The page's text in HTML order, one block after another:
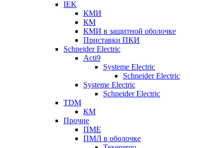
IEK
КМИ
КМ
КМИ в защитной оболочке
Приставки ПКИ
Schneider Electric
Acti9
Systeme Electric
Schneider Electric
Systeme Electric
Schneider Electric
TDM
КМ
Прочие
ПМЕ
ПМЛ в оболочке